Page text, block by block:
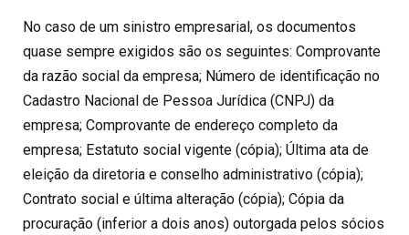
No caso de um sinistro empresarial, os documentos
quase sempre exigidos são os seguintes: Comprovante
da razão social da empresa; Número de identificação no
Cadastro Nacional de Pessoa Jurídica (CNPJ) da
empresa; Comprovante de endereço completo da
empresa; Estatuto social vigente (cópia); Última ata de
eleição da diretoria e conselho administrativo (cópia);
Contrato social e última alteração (cópia); Cópia da
procuração (inferior a dois anos) outorgada pelos sócios